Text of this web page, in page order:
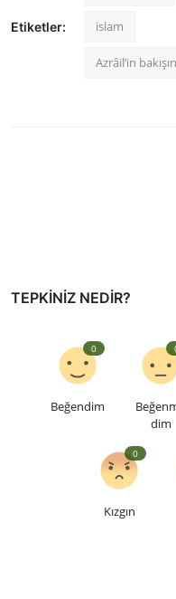
Etiketler: islam
Azrâil’in
TEPKINIZ NEDIR?
Beğendim
0
dim
Kızgın
0